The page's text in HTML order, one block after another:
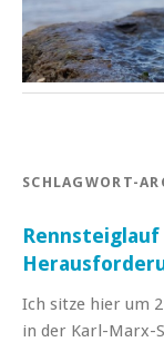
SCHLAGWORT-
Rennsteiglauf
Ich sitze hier um
in der Karl-Marx-